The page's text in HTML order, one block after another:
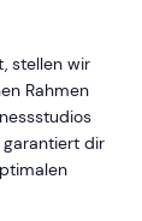
stellen wir
Rahmen
dir